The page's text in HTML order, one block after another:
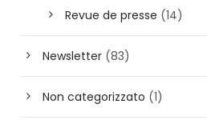
Revue de presse (14)
Newsletter (83)
Non categorizzato (1)